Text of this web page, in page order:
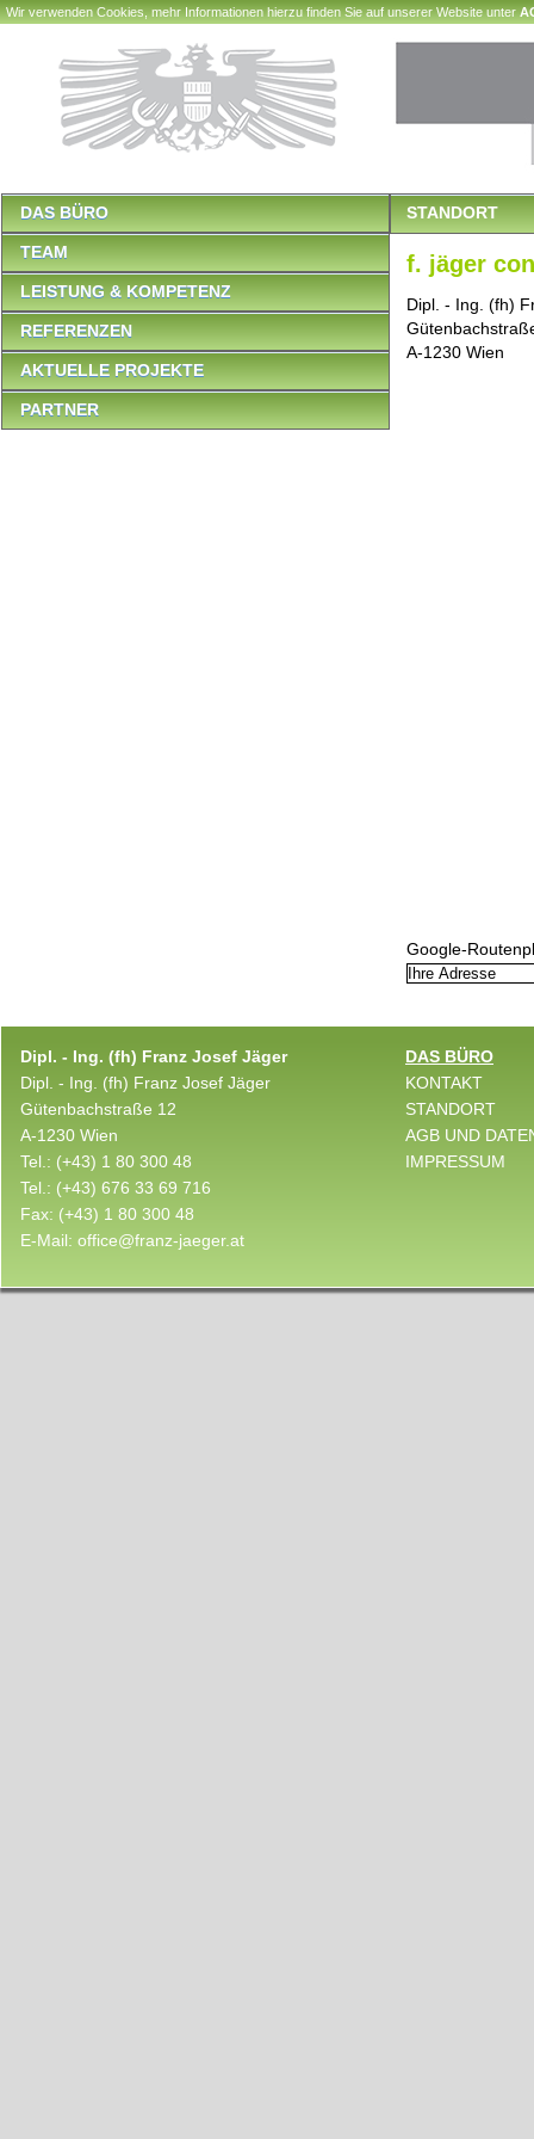
Wir verwenden Cookies, mehr Informationen hierzu finden Sie auf unserer Website unter
DAS BÜRO
TEAM
LEISTUNG & KOMPETENZ
REFERENZEN
AKTUELLE PROJEKTE
PARTNER
STANDORT
f. jäger
Dipl. - Ing. (fh)
A-1230 Wien
Google-
Dipl. - Ing. (fh) Franz Josef Jäger
Dipl. - Ing. (fh) Franz Josef Jäger
Gütenbachstraße 12
A-1230 Wien
Tel.: (+43) 1 80 300 48
Tel.: (+43) 676 33 69 716
Fax: (+43) 1 80 300 48
E-Mail: office@franz-jaeger.at
DAS BÜRO
KONTAKT
STANDORT
AGB UND
IMPRESSUM